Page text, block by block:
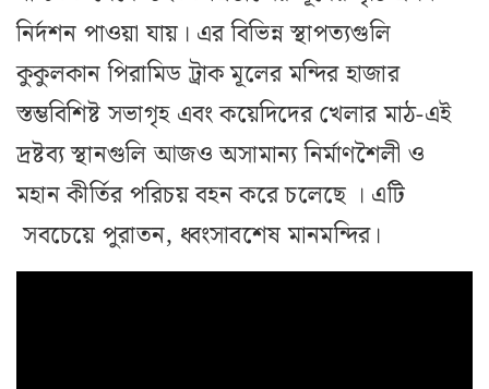
নির্দশন পাওয়া যায়। এর বিভিন্ন স্থাপত্যগুলি
কুকুলকান পিরামিড ট্রাক মূলের মন্দির হাজার
স্তম্ভবিশিষ্ট সভাগৃহ এবং কয়েদিদের খেলার মাঠ-এই
দ্রষ্টব্য স্থানগুলি আজও অসামান্য নির্মাণশৈলী ও
মহান কীর্তির পরিচয় বহন করে চলেছে । এটি
সবচেয়ে পুরাতন, ধ্বংসাবশেষ মানমন্দির।